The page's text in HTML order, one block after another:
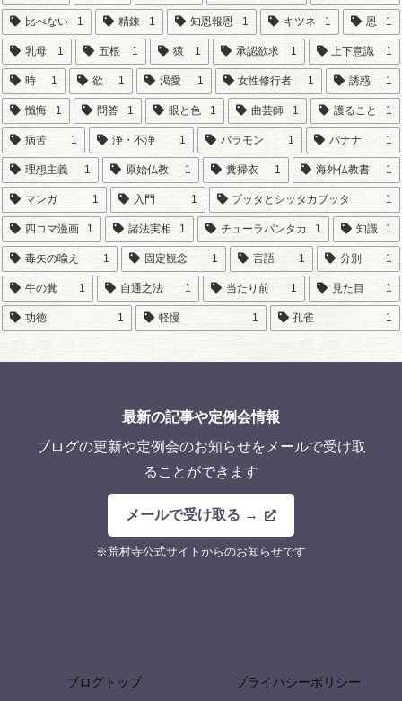
比べない 1 精錬 1 知恩報恩 1 キツネ 1 恩 1
乳母 1 五根 1 猿 1 承認欲求 1 上下意識 1
時 1 欲 1 渇愛 1 女性修行者 1 誘惑 1
懺悔 1 問答 1 眼と色 1 曲芸師 1 護ること 1
病苦 1 浄・不浄 1 バラモン 1 バナナ 1
理想主義 1 原始仏教 1 糞掃衣 1 海外仏教書 1
マンガ 1 入門 1 ブッタとシッタカブッタ 1
四コマ漫画 1 諸法実相 1 チューラパンタカ 1 知識 1
毒矢の喩え 1 固定観念 1 言語 1 分別 1
牛の糞 1 自通之法 1 当たり前 1 見た目 1
功徳 1 軽慢 1 孔雀 1
最新の記事や定例会情報
ブログの更新や定例会のお知らせをメールで受け取
ることができます
メールで受け取る →
※荒村寺公式サイトからのお知らせです
ブログトップ
プライバシーポリシー